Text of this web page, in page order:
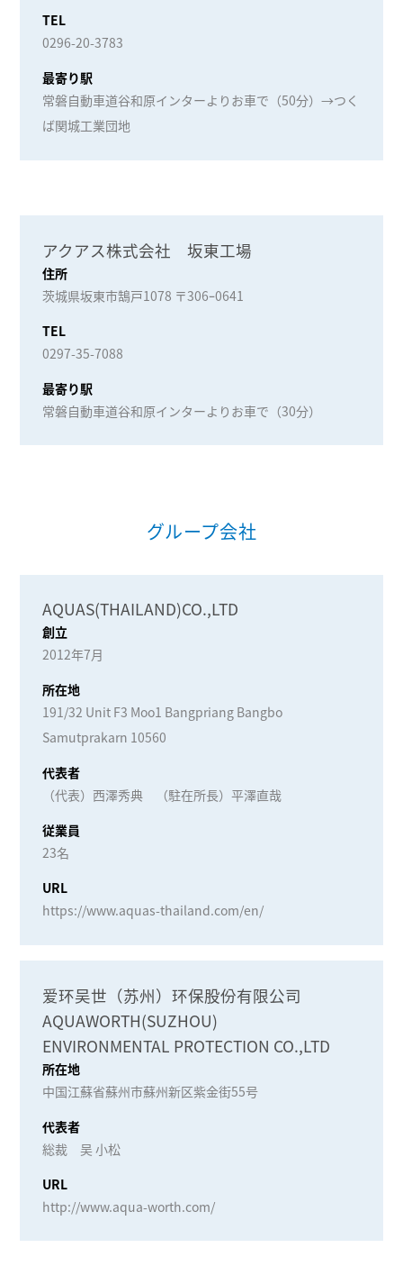
TEL
0296-20-3783
最寄り駅
常磐自動車道谷和原インターよりお車で（50分）→つく
ば関城工業団地
アクアス株式会社 坂東工場
住所
茨城県坂東市鵠戸1078 〒306ｰ0641
TEL
0297-35-7088
最寄り駅
常磐自動車道谷和原インターよりお車で（30分）
グループ会社
AQUAS(THAILAND)CO.,LTD
創立
2012年7月
所在地
191/32 Unit F3 Moo1 Bangpriang Bangbo
Samutprakarn 10560
代表者
（代表）西澤秀典 （駐在所長）平澤直哉
従業員
23名
URL
https://www.aquas-thailand.com/en/
爱环吴世（苏州）环保股份有限公司
AQUAWORTH(SUZHOU)
ENVIRONMENTAL PROTECTION CO.,LTD
所在地
中国江蘇省蘇州市蘇州新区紫金街55号
代表者
総裁 吴 小松
URL
http://www.aqua-worth.com/